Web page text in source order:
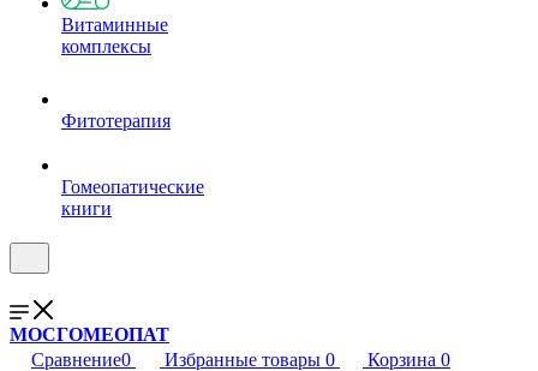
Витаминные
комплексы
Фитотерапия
Гомеопатические
книги
МОСГОМЕОПАТ
Сравнение0 Избранные товары 0 Корзина 0